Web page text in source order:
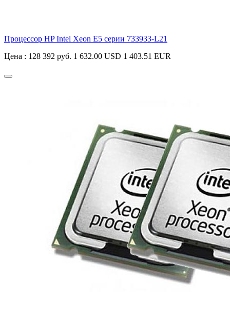
Процессор HP Intel Xeon E5 серии 733933-L21
Цена : 128 392 руб. 1 632.00 USD 1 403.51 EUR